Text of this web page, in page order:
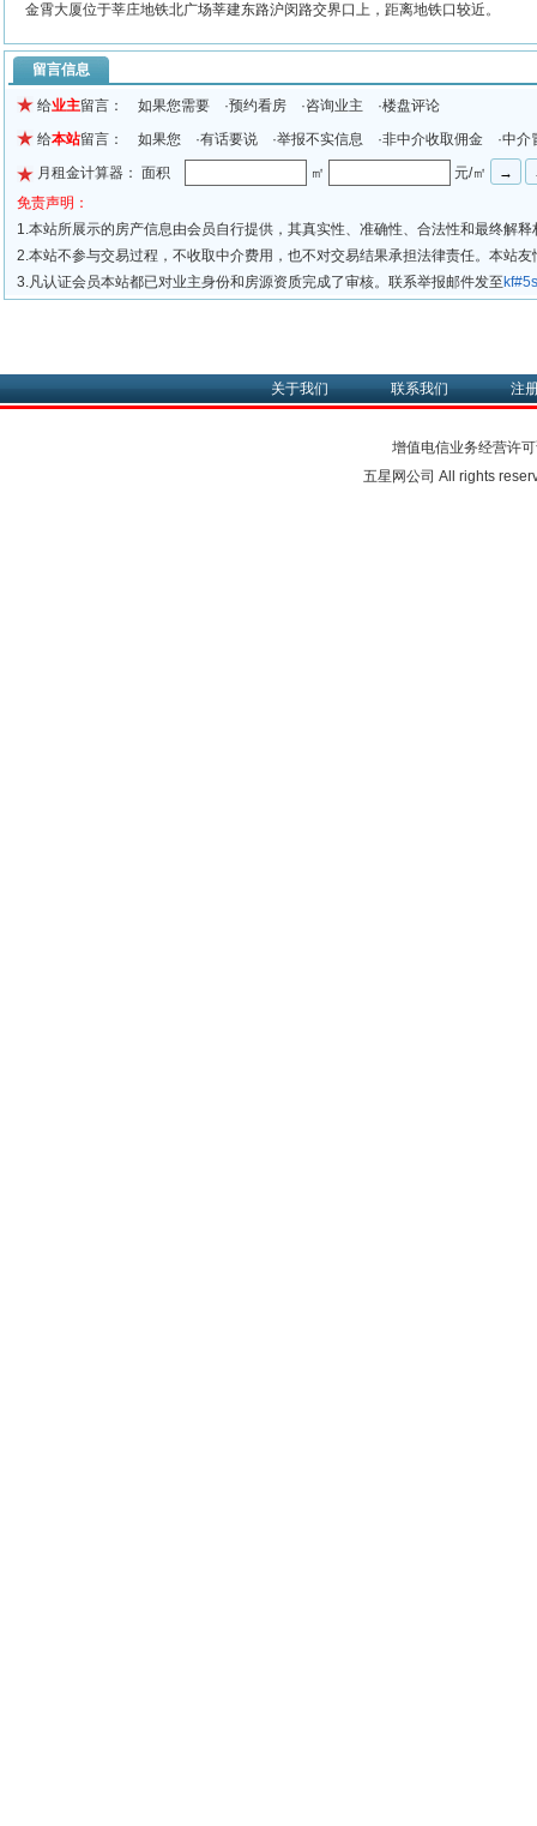
金霄大厦位于莘庄地铁北广场莘建东路沪闵路交界口上，距离地铁口较近。
留言信息
给业主留言： 如果您需要 ·预约看房 ·咨询业主 ·楼盘评论
给本站留言： 如果您 ·有话要说 ·举报不实信息 ·非中介收取佣金 ·中介
月租金计算器： 面积
㎡
元/㎡
免责声明：
1.本站所展示的房产信息由会员自行提供，其真实性、准确性、合法性和最终解
2.本站不参与交易过程，不收取中介费用，也不对交易结果承担法律责任。本站
3.凡认证会员本站都已对业主身份和房源资质完成了审核。联系举报邮件发至
关于我们 联系我们 注
增值电信业务经营许
五星网公司 All rights